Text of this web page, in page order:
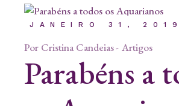
JANEIRO 31, 2019
Por Cristina Candeias Artigos
Parabéns a